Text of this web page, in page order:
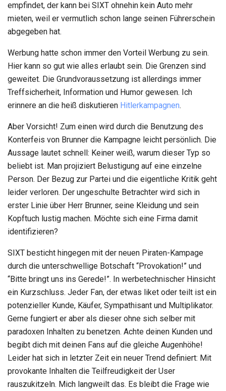
empfindet, der kann bei SIXT ohnehin kein Auto mehr
mieten, weil er vermutlich schon lange seinen Führerschein
abgegeben hat.
Werbung hatte schon immer den Vorteil Werbung zu sein.
Hier kann so gut wie alles erlaubt sein. Die Grenzen sind
geweitet. Die Grundvoraussetzung ist allerdings immer
Treffsicherheit, Information und Humor gewesen. Ich
erinnere an die heiß diskutieren Hitlerkampagnen.
Aber Vorsicht! Zum einen wird durch die Benutzung des
Konterfeis von Brunner die Kampagne leicht persönlich. Die
Aussage lautet schnell: Keiner weiß, warum dieser Typ so
beliebt ist. Man projiziert Belustigung auf eine einzelne
Person. Der Bezug zur Partei und die eigentliche Kritik geht
leider verloren. Der ungeschulte Betrachter wird sich in
erster Linie über Herr Brunner, seine Kleidung und sein
Kopftuch lustig machen. Möchte sich eine Firma damit
identifizieren?
SIXT besticht hingegen mit der neuen Piraten-Kampage
durch die unterschwellige Botschaft “Provokation!” und
“Bitte bringt uns ins Gerede!”. In werbetechnischer Hinsicht
ein Kurzschluss. Jeder Fan, der etwas liket oder teilt ist ein
potenzieller Kunde, Käufer, Sympathisant und Multiplikator.
Gerne fungiert er aber als dieser ohne sich selber mit
paradoxen Inhalten zu benetzen. Achte deinen Kunden und
begibt dich mit deinen Fans auf die gleiche Augenhöhe!
Leider hat sich in letzter Zeit ein neuer Trend definiert: Mit
provokante Inhalten die Teilfreudigkeit der User
rauszukitzeln. Mich langweilt das. Es bleibt die Frage wie